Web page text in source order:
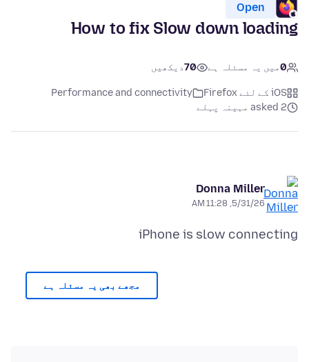
Open
How to fix Slow down loading
0میں یہ مسئلہ ہے 70دیکھیں
iOS کے لئے Firefox
Performance and connectivity
asked 2 مہینہ پہلے
Donna Miller
5/31/26, 11:28 AM
iPhone is slow connecting
مجھے بھی یہ مسئلہ ہے